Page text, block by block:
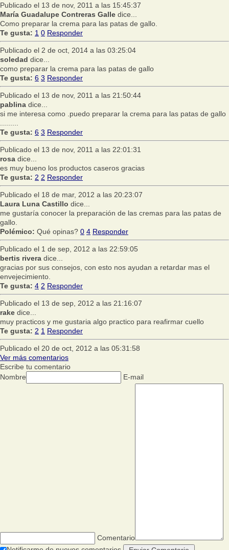
Publicado el 13 de nov, 2011 a las 15:45:37
María Guadalupe Contreras Galle dice...
Como preparar la crema para las patas de gallo.
Te gusta: 1 0 Responder
Publicado el 2 de oct, 2014 a las 03:25:04
soledad dice...
como preparar la crema para las patas de gallo
Te gusta: 6 3 Responder
Publicado el 13 de nov, 2011 a las 21:50:44
pablina dice...
si me interesa como .puedo preparar la crema para las patas de gallo
Te gusta: 6 3 Responder
Publicado el 13 de nov, 2011 a las 22:01:31
rosa dice...
es muy bueno los productos caseros gracias
Te gusta: 2 2 Responder
Publicado el 18 de mar, 2012 a las 20:23:07
Laura Luna Castillo dice...
me gustaría conocer la preparación de las cremas para las patas de
gallo.
Polémico: Qué opinas? 0 4 Responder
Publicado el 1 de sep, 2012 a las 22:59:05
bertis rivera dice...
gracias por sus consejos, con esto nos ayudan a retardar mas el
envejecimiento.
Te gusta: 4 2 Responder
Publicado el 13 de sep, 2012 a las 21:16:07
rake dice...
muy practicos y me gustaria algo practico para reafirmar cuello
Te gusta: 2 1 Responder
Publicado el 20 de oct, 2012 a las 05:31:58
Ver más comentarios
Escribe tu comentario
Nombre
E-mail
Comentario